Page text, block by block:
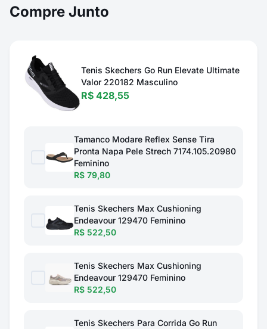
Compre Junto
Tenis Skechers Go Run Elevate Ultimate
Valor 220182 Masculino
R$ 428,55
Tamanco Modare Reflex Sense Tira
Pronta Napa Pele Strech 7174.105.20980
Feminino
R$ 79,80
Tenis Skechers Max Cushioning
Endeavour 129470 Feminino
R$ 522,50
Tenis Skechers Max Cushioning
Endeavour 129470 Feminino
R$ 522,50
Tenis Skechers Para Corrida Go Run